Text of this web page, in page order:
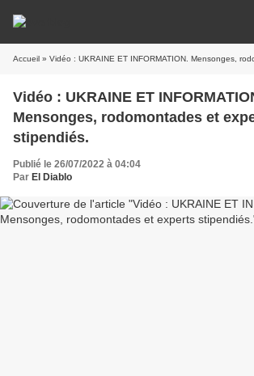
Accueil » Vidéo : UKRAINE ET INFORMATION. Mensonges,
Vidéo : UKRAINE ET
Mensonges, rodomontades et
stipendiés.
Publié le 26/07/2022 à 04:04
Par El Diablo